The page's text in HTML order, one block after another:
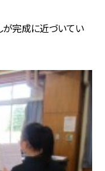
が完成に近づいてい